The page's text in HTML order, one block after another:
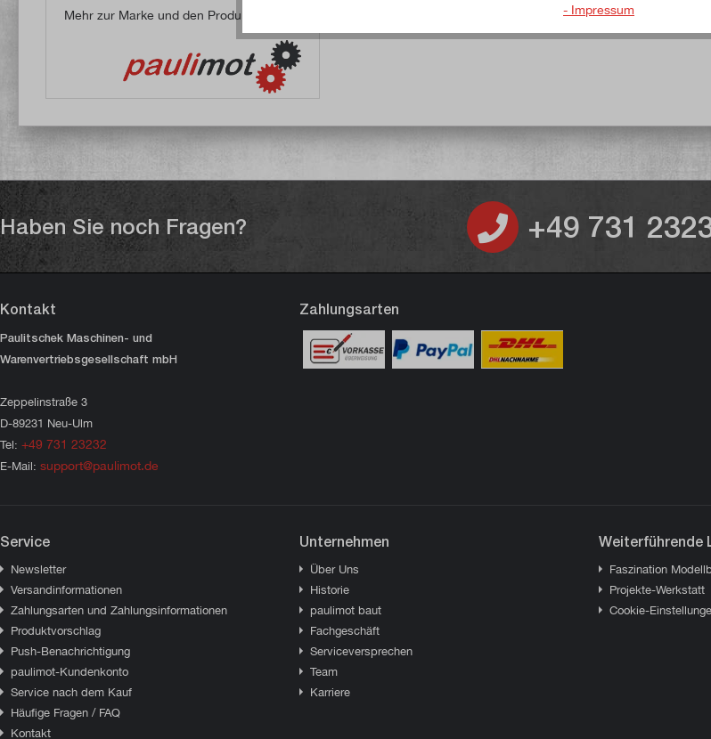
Mehr zur Marke und den Produkten von
Haben Sie noch Fragen? +49 731
Kontakt
Paulitschek Maschinen- und
Warenvertriebsgesellschaft mbH
Zeppelinstraße 3
D-89231 Neu-Ulm
Tel: +49 731 23232
E-Mail: support@paulimot.de
Zahlungsarten
Service
Newsletter
Versandinformationen
Zahlungsarten und Zahlungsinformationen
Produktvorschlag
Push-Benachrichtigung
paulimot-Kundenkonto
Service nach dem Kauf
Häufige Fragen / FAQ
Kontakt
Unternehmen
Über Uns
Historie
paulimot baut
Fachgeschäft
Serviceversprechen
Team
Karriere
Weiterführende
Faszination
Projekte-Werkstatt
Cookie-
- Impressum